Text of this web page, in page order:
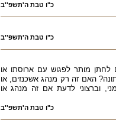
כ"ו טבת ה'תשפ''ב
כ"ו טבת ה'תשפ''ב
מותר לפגוש עם ארוסתו או
האם זה רק מנהג אשכנזים, או
וברצוני לדעת אם זה מנהג או
כ"ו טבת ה'תשפ''ב